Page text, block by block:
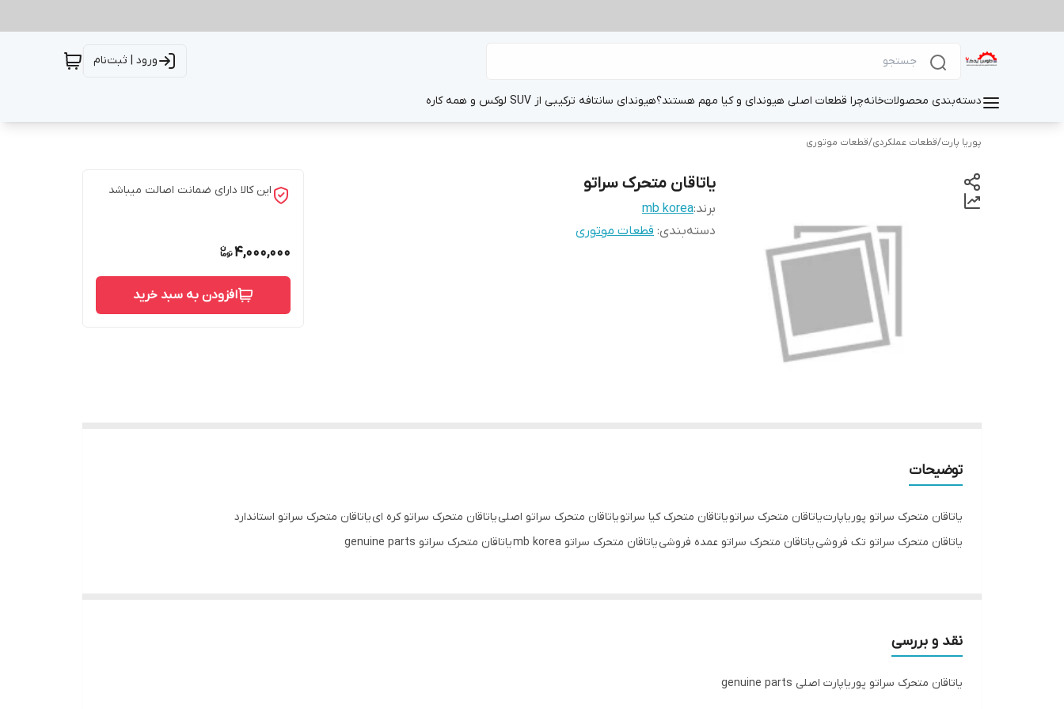
ورود | ثبت‌نام
دسته‌بندی محصولاتخانهچرا قطعات اصلی هیوندای و کیا مهم هستند؟هیوندای سانتافه ترکیبی از SUV لوکس و همه کاره
پوریا پارت/قطعات عملکردی/قطعات موتوری
یاتاقان متحرک سراتو
برند:mb korea
دسته‌بندی: قطعات موتوری
این کالا دارای ضمانت اصالت میباشد
4,000,000
افزودن به سبد خرید
توضیحات
یاتاقان متحرک سراتو پوریاپارت یاتاقان متحرک سراتو یاتاقان متحرک کیا سراتو یاتاقان متحرک سراتو اصلی یاتاقان متحرک سراتو کره ای یاتاقان متحرک سراتو استاندارد
یاتاقان متحرک سراتو تک فروشی یاتاقان متحرک سراتو عمده فروشی یاتاقان متحرک سراتو mb korea یاتاقان متحرک سراتو genuine parts
نقد و بررسی
یاتاقان متحرک سراتو پوریاپارت اصلی genuine parts